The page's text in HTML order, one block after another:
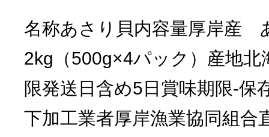
名称あさり貝内容量厚岸産
2kg（500g×4パック）産地北
限発送日含め5日賞味期限-
下加工業者厚岸漁業協同組合